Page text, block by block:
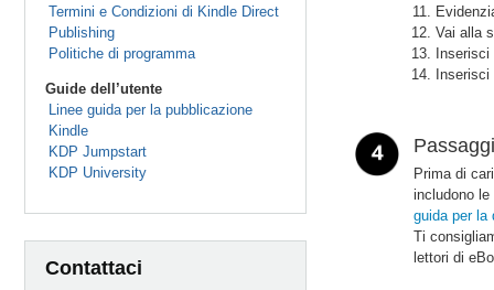
Termini e Condizioni di Kindle Direct
Publishing
Politiche di programma
Guide dell’utente
Linee guida per la pubblicazione
Kindle
KDP Jumpstart
KDP University
Contattaci
Vai alla
Prima di
includono
guida per la
Ti
lettori di